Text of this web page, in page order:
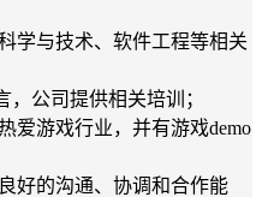
学与技术、软件工程等相关
，公司提供相关培训；
爱游戏行业，并有游戏demo
好的沟通、协调和合作能